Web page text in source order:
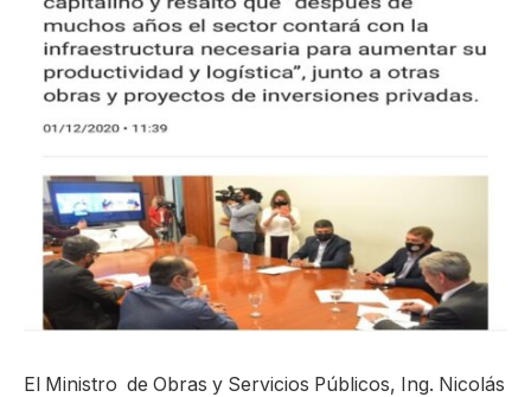
El Ministro de Obras y Servicios Públicos, Ing. Nicolás